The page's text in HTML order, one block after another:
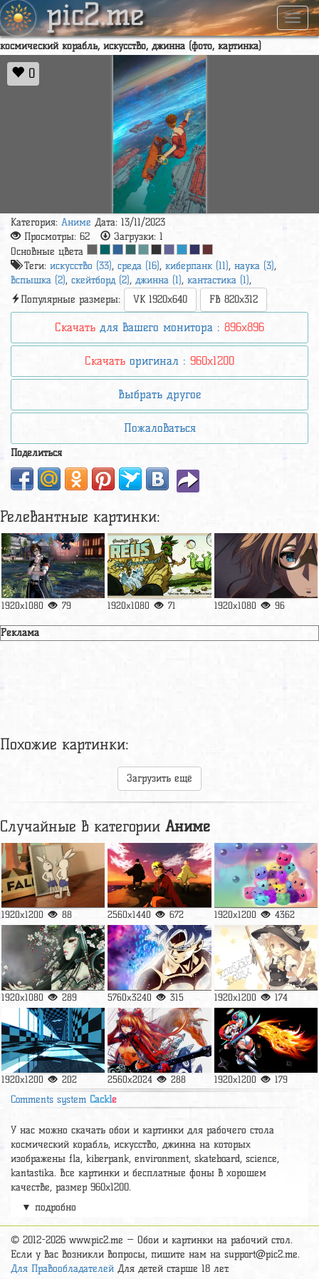
pic2.me
космический корабль, искусство, джинна (фото, картинка)
0
Категория: Аниме Дата: 13/11/2023
Просмотры: 62 Загрузки: 1
Основные цвета
Теги: искусство (33), среда (16), киберпанк (11), наука (3),
вспышка (2), скейтборд (2), джинна (1), кантастика (1),
Популярные размеры:
VK 1920x640 FB 820x312
Скачать для вашего монитора : 896x896
Скачать оригинал : 960x1200
Выбрать другое
Пожаловаться
Поделиться
Релевантные картинки:
1920x1080 79 1920x1080 71 1920x1080 96
Реклама
Похожие картинки:
Загрузить ещё
Случайные в категории Аниме
1920x1200 88 2560x1440 672 1920x1200 4362
1920x1080 289 5760x3240 315 1920x1200 174
1920x1200 202 2560x2024 288 1920x1200 179
Comments system Cackle
У нас можно скачать обои и картинки для рабочего стола
космический корабль, искусство, джинна на которых
изображены fla, kiberpank, environment, skateboard, science,
kantastika. Все картинки и бесплатные фоны в хорошем
качестве, размер 960x1200.
А так же можно найти много других картинок на нужную тему
разделобои Аниме, на сайте pic2.me представлено очень
большое количество красивых широкоформатных картинок, фото
и обоев хорошего hd качества бесплатно и на телефон.
▼ подробно
© 2012-2026 www.pic2.me — Обои и картинки на рабочий стол.
Если у вас возникли вопросы, пишите нам на support@pic2.me.
Для Правообладателей Для детей старше 18 лет.